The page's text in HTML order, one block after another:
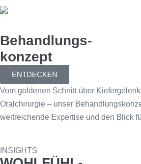
Behandlungs-
konzept
ENTDECKEN
Vom goldenen Schnitt über
Oralchirurgie – unser
weitreichende Expertise und den Blick
INSIGHTS